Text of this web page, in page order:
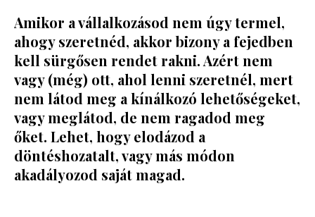
Amikor a vállalkozásod nem úgy termel,
ahogy szeretnéd, akkor bizony a fejedben
kell sürgősen rendet rakni. Azért nem
vagy (még) ott, ahol lenni szeretnél, mert
nem látod meg a kínálkozó lehetőségeket,
vagy meglátod, de nem ragadod meg
őket. Lehet, hogy elodázod a
döntéshozatalt, vagy más módon
akadályozod saját magad.